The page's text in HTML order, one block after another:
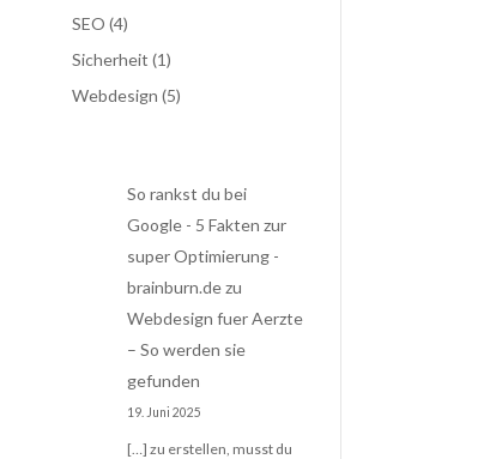
SEO (4)
Sicherheit (1)
Webdesign (5)
So rankst du bei
Google - 5 Fakten zur
super Optimierung -
brainburn.dezu
Webdesign fuer Aerzte
– So werden sie
gefunden
19. Juni 2025
[…] zu erstellen, musst du